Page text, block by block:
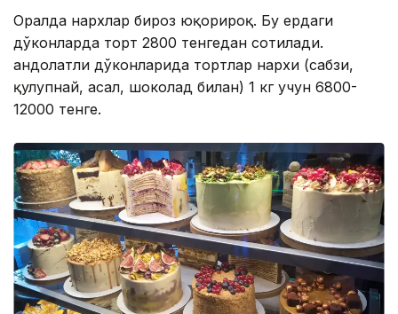
Оралда нархлар бироз юқорироқ. Бу ердаги
дўконларда торт 2800 тенгедан сотилади.
Қандолатли дўконларида тортлар нархи (сабзи,
қулупнай, асал, шоколад билан) 1 кг учун 6800-
12000 тенге.